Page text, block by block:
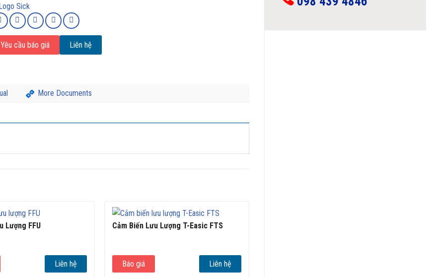
Yêu cầu báo giá Liên hệ
More Documents
Lượng FFU
Liên hệ
Cảm Biến Lưu Lượng T-Easic FTS
Báo giá Liên hệ